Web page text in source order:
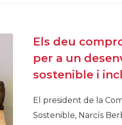
Els deu
per a un
sostenible i
El president de la
Sostenible, Narcís